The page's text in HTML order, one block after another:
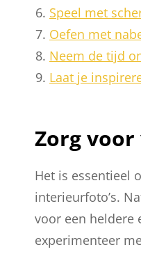
Speel met
Oefen met
Neem de tijd
Laat je
Zorg
Het is essentieel
interieurfoto’s.
voor een heldere
experimenteer